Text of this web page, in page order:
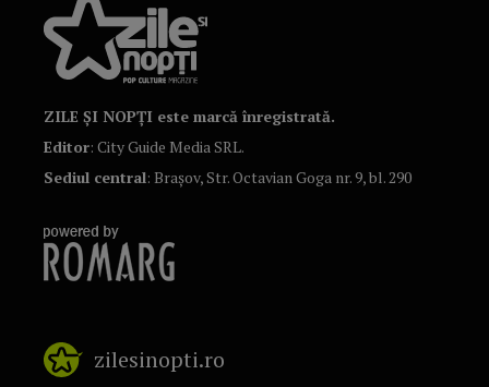
ZILE ȘI NOPȚI este marcă înregistrată.
Editor: City Guide Media SRL.
Sediul central: Brașov, Str. Octavian Goga nr. 9, bl. 290
zilesinopti.ro